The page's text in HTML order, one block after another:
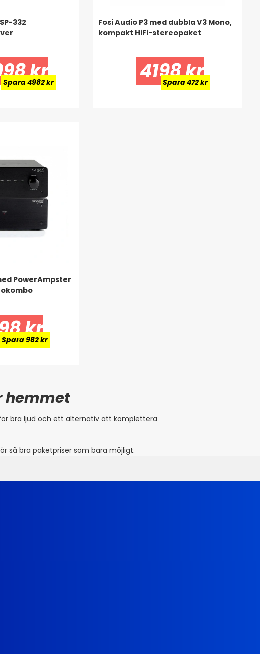
332
kr
Spara 4982 kr
Fosi Audio P3 med dubbla V3 Mono,
kompakt HiFi-stereopaket
4198 kr
Spara 472 kr
PowerAmpster
kr
Spara 982 kr
hemmet
bra ljud och ett alternativ att komplettera
så bra paketpriser som bara möjligt.